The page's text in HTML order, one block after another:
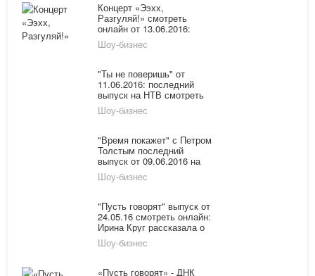
Концерт «Ээхх,
Разгуляй!» смотреть
онлайн от 13.06.2016:
лучшие хиты Радио
«Шансон» на Первом
Шоу-бизнес
"Ты не поверишь" от
11.06.2016: последний
выпуск на НТВ смотреть
онлайн
Шоу-бизнес
"Время покажет" с Петром
Толстым последний
выпуск от 09.06.2016 на
Первом канале смотреть
онлайн: Феномен
Шоу-бизнес
"Пусть говорят" выпуск от
24.05.16 смотреть онлайн:
Ирина Круг рассказала о
своей жизни и
переживаниях
Шоу-бизнес
«Пусть говорят» - ДНК